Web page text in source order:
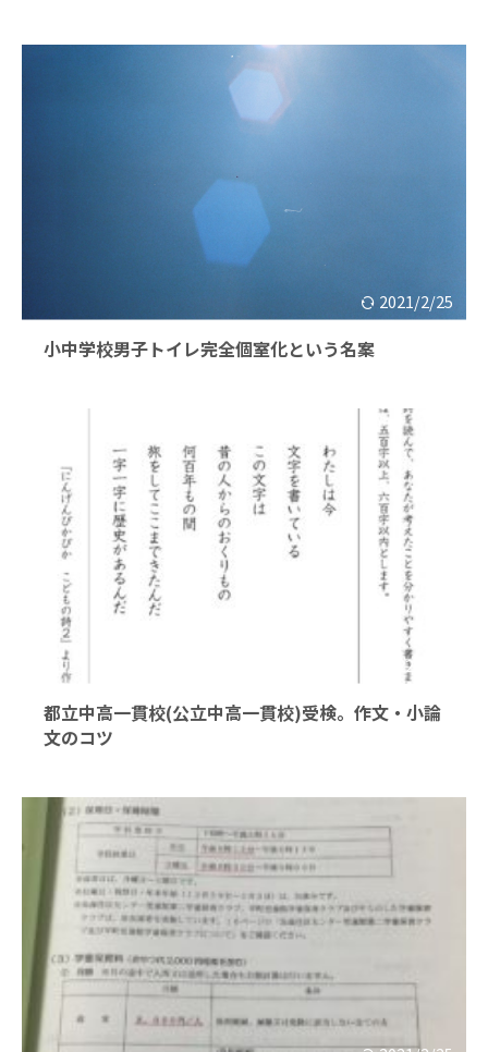
2021/2/25
小中学校男子トイレ完全個室化という名案
2022/3/10
都立中高一貫校(公立中高一貫校)受検。作文・小論
文のコツ